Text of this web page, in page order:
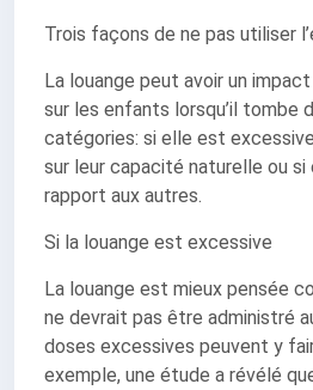
Trois façons de ne pas utiliser
La louange peut avoir un
sur les enfants lorsqu’il tombe
catégories: si elle est
sur leur capacité naturelle ou
rapport aux autres.
Si la louange est excessive
La louange est mieux pensée
ne devrait pas être administré
doses excessives peuvent y
exemple, une étude a révélé